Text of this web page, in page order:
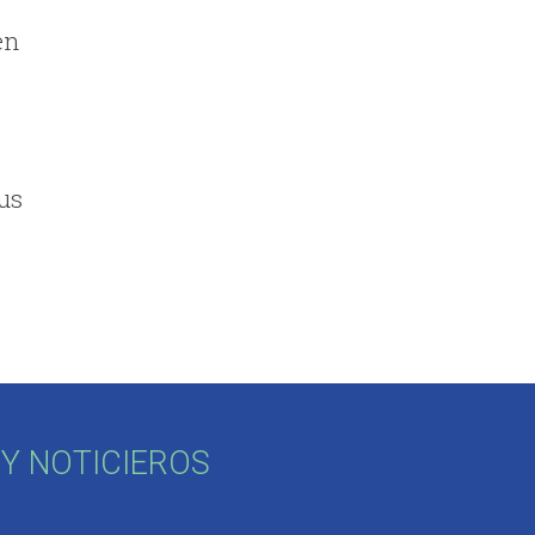
NOTICIEROS